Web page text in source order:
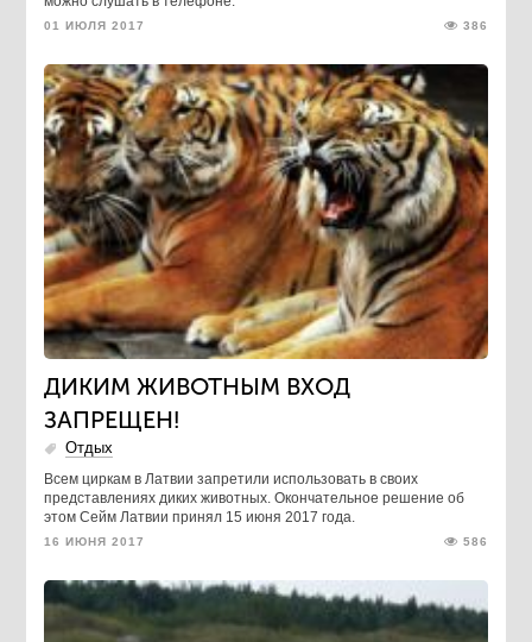
01 ИЮЛЯ 2017 386
ДИКИМ ЖИВОТНЫМ ВХОД
ЗАПРЕЩЕН!
Отдых
Всем циркам в Латвии запретили использовать в своих
представлениях диких животных. Окончательное решение об
этом Сейм Латвии принял 15 июня 2017 года.
16 ИЮНЯ 2017 586